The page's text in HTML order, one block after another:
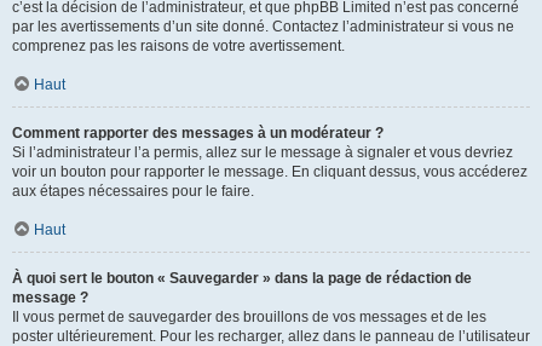
c’est la décision de l’administrateur, et que phpBB Limited n’est pas concerné
par les avertissements d’un site donné. Contactez l’administrateur si vous ne
comprenez pas les raisons de votre avertissement.
Haut
Comment rapporter des messages à un modérateur ?
Si l’administrateur l’a permis, allez sur le message à signaler et vous devriez
voir un bouton pour rapporter le message. En cliquant dessus, vous accéderez
aux étapes nécessaires pour le faire.
Haut
À quoi sert le bouton « Sauvegarder » dans la page de rédaction de
message ?
Il vous permet de sauvegarder des brouillons de vos messages et de les
poster ultérieurement. Pour les recharger, allez dans le panneau de l’utilisateur